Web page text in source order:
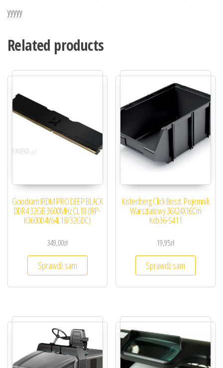
yyyyy
Related products
Goodram IRDM PRO DEEP BLACK
DDR4 32GB 3600MHz CL18 (IRP-
K3600D4V64L18/32GDC)
349,00zł
Sprawdź sam
Kistenberg Click Boszt. Pojemnik
Warsztatowy 36X24X16Cm
Kcb36-S411
19,95zł
Sprawdź sam